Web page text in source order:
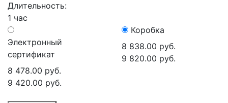
Длительность:
1 час
Электронный
сертификат
8 478.00 руб.
9 420.00 руб.
Коробка
8 838.00 руб.
9 820.00 руб.